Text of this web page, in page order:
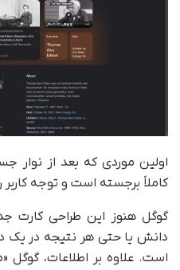
اولین موردی که بعد از نوار
کاملاً برجسته است و توجه
گوگل هنوز این طراحی کارت
دانش یا حتی هر نتیجه در یک
است. علاوه بر اطلاعات، گوگل